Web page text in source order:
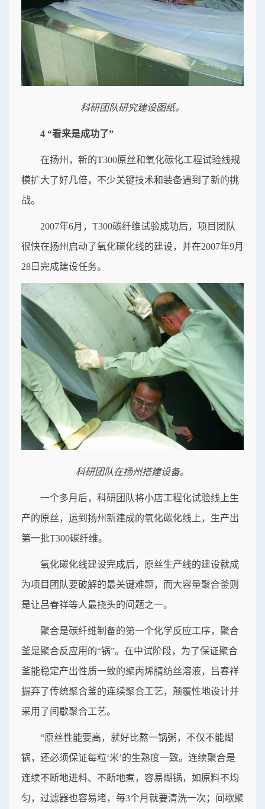
科研团队研究建设图纸。
4 “看来是成功了”
在扬州，新的T300原丝和氧化碳化工程试验线规
模扩大了好几倍，不少关键技术和装备遇到了新的挑
战。
2007年6月，T300碳纤维试验成功后，项目团队
很快在扬州启动了氧化碳化线的建设，并在2007年9月
28日完成建设任务。
科研团队在扬州搭建设备。
一个多月后，科研团队将小店工程化试验线上生
产的原丝，运到扬州新建成的氧化碳化线上，生产出
第一批T300碳纤维。
氧化碳化线建设完成后，原丝生产线的建设就成
为项目团队要破解的最关键难题，而大容量聚合釜则
是让吕春祥等人最挠头的问题之一。
聚合是碳纤维制备的第一个化学反应工序，聚合
釜是聚合反应用的“锅”。在中试阶段，为了保证聚合
釜能稳定产出性质一致的聚丙烯腈纺丝溶液，吕春祥
摒弃了传统聚合釜的连续聚合工艺，颠覆性地设计并
采用了间歇聚合工艺。
“原丝性能要高，就好比熬一锅粥，不仅不能煳
锅，还必须保证每粒‘米’的生熟度一致。连续聚合是
连续不断地进料、不断地煮，容易煳锅，如原料不均
匀，过滤器也容易堵，每3个月就要清洗一次；间歇聚